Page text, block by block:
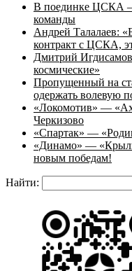
В поединке ЦСКА —
команды
Андрей Талалаев:
контракт с ЦСКА,
Дмитрий
космические»
Пропущенный на
одержать волевую
«Локомотив» —
Черкизово
«Спартак» —
«Динамо» —
новым победам!
Найти: